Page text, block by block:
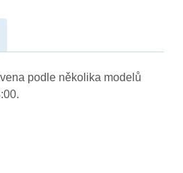
podle několika modelů